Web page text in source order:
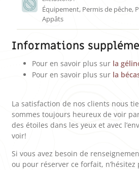
Équipement, Permis de pêche,
Appâts
Informations
Pour en savoir plus sur la
Pour en savoir plus sur la
La satisfaction de nos clients nous
sommes toujours heureux de voir
des étoiles dans les yeux et avec
voir!
Si vous avez besoin de
ou pour réserver ce forfait, n’hésitez